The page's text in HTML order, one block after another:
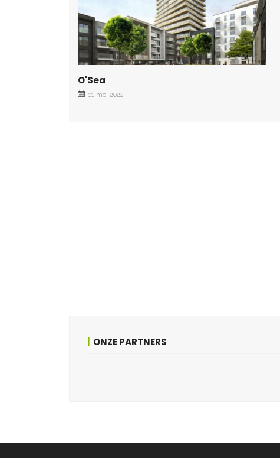
O'Sea
01 mei 2022
ONZE PARTNERS